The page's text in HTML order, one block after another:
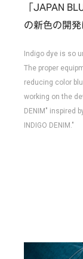
「JAPAN
の新色の開
Indigo dye is so
The proper
reducing color
working on the
DENIM" inspired
INDIGO DENIM."
TOP
ABOUT
会社概要
歴史・沿革
NEWS
BRAND/SHOP